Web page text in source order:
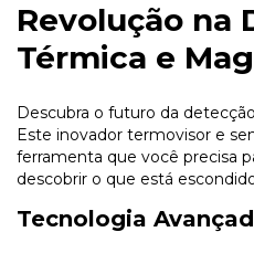
Revolução na
Térmica e
Descubra o futuro da
Este inovador termovisor e
ferramenta que você precisa
descobrir o que está
Tecnologia